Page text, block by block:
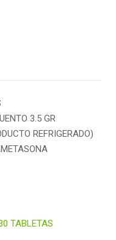
3.5 GR
REFRIGERADO)